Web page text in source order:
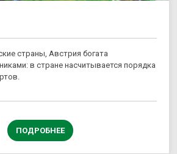
страны, Австрия богата
в стране насчитывается порядка
ПОДРОБНЕЕ